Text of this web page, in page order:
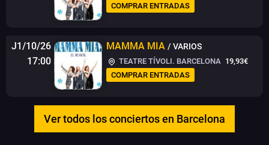
COMPRAR ENTRADAS
J1/10/26
17:00
MAMMA MIA / VARIOS
TEATRE TÍVOLI. BARCELONA 19,93€
COMPRAR ENTRADAS
Ver todos los conciertos en Barcelona